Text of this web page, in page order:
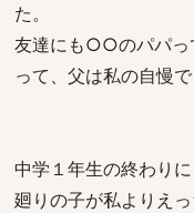
た。
友達にも○○のパパっ
って、父は私の自慢で
中学１年生の終わり
廻りの子が私よりえ